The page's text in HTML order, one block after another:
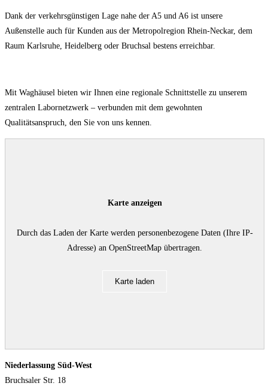
Dank der verkehrsgünstigen Lage nahe der A5 und A6 ist unsere
Außenstelle auch für Kunden aus der Metropolregion Rhein-Neckar, dem
Raum Karlsruhe, Heidelberg oder Bruchsal bestens erreichbar.
Mit Waghäusel bieten wir Ihnen eine regionale Schnittstelle zu unserem
zentralen Labornetzwerk – verbunden mit dem gewohnten
Qualitätsanspruch, den Sie von uns kennen.
Karte anzeigen
Durch das Laden der Karte werden personenbezogene Daten (Ihre IP-
Adresse) an OpenStreetMap übertragen.
Karte laden
Niederlassung Süd-West
Bruchsaler Str. 18